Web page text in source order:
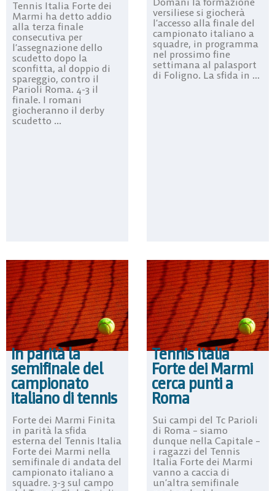
Tennis Italia Forte dei
Marmi ha detto addio
alla terza finale
consecutiva per
l’assegnazione dello
scudetto dopo la
sconfitta, al doppio di
spareggio, contro il
Parioli Roma. 4-3 il
finale. I romani
giocheranno il derby
scudetto ...
versiliese si giocherà
l’accesso alla finale del
campionato italiano a
squadre, in programma
nel prossimo fine
settimana al palasport
di Foligno. La sfida in ...
In parità la
semifinale del
campionato
italiano di tennis
Forte dei Marmi Finita
in parità la sfida
esterna del Tennis Italia
Forte dei Marmi nella
semifinale di andata del
campionato italiano a
squadre. 3-3 sul campo
Tennis Italia
Forte dei Marmi
cerca punti a
Roma
Sui campi del Tc Parioli
di Roma – siamo
dunque nella Capitale –
i ragazzi del Tennis
Italia Forte dei Marmi
vanno a caccia di
un’altra semifinale